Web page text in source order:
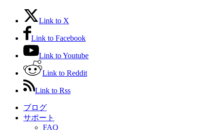
Link to X
Link to Facebook
Link to Youtube
Link to Reddit
Link to Rss
ブログ
サポート
FAQ